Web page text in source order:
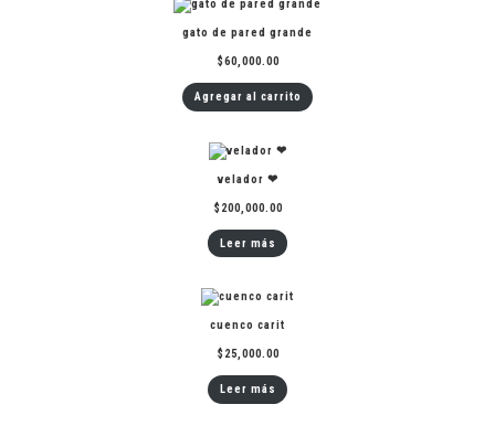
gato de pared grande
$60,000.00
Agregar al carrito
velador ❤︎
$200,000.00
Leer más
cuenco carit
$25,000.00
Leer más